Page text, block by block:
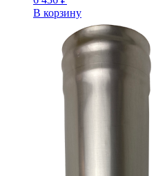
В корзину